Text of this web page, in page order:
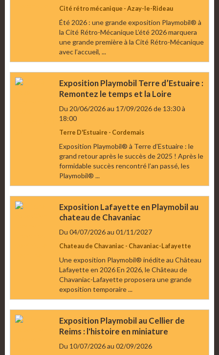
Cité rétro mécanique - Azay-le-Rideau
Été 2026 : une grande exposition Playmobil® à
la Cité Rétro-Mécanique L’été 2026 marquera
une grande première à la Cité Rétro-Mécanique
avec l’accueil, ...
Exposition Playmobil Terre d’Estuaire :
Remontez le temps et la Loire
Du 20/06/2026au 17/09/2026de 13:30à
18:00
Terre D'Estuaire - Cordemais
Exposition Playmobil® à Terre d’Estuaire : le
grand retour après le succès de 2025 ! Après le
formidable succès rencontré l’an passé, les
Playmobil® ...
Exposition Lafayette en Playmobil au
chateau de Chavaniac
Du 04/07/2026au 01/11/2027
Chateau de Chavaniac - Chavaniac-Lafayette
Une exposition Playmobil® inédite au Château
Lafayette en 2026 En 2026, le Château de
Chavaniac-Lafayette proposera une grande
exposition temporaire ...
Exposition Playmobil au Cellier de
Reims : l'histoire en miniature
Du 10/07/2026au 02/09/2026